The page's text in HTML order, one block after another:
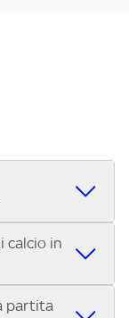
a te per
Sky Wifi, la
la UEFA
la MotoGP™ e
calcio in
le partite
partita